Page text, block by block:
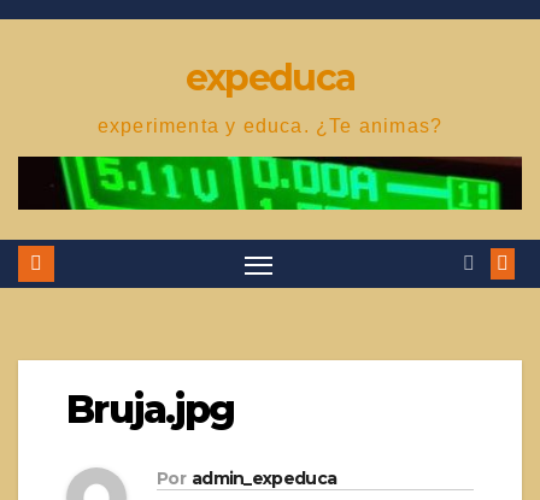
Saltar
expeduca
experimenta y educa. ¿Te animas?
Bruja.jpg
Por admin_expeduca